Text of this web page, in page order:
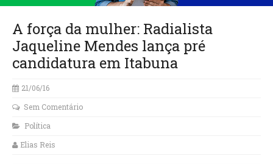
A força da mulher: Radialista
Jaqueline Mendes lança pré
candidatura em Itabuna
21/06/16
Sem Comentário
Política
Elias Reis